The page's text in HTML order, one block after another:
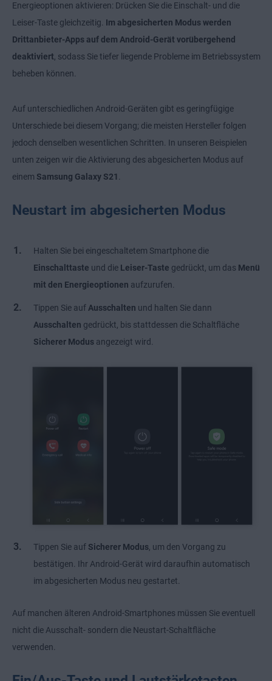
Energieoptionen aktivieren: Drücken Sie die Einschalt- und die
Leiser-Taste gleichzeitig. Im abgesicherten Modus werden
Drittanbieter-Apps auf dem Android-Gerät vorübergehend
deaktiviert, sodass Sie tiefer liegende Probleme im Betriebssystem
beheben können.
Auf unterschiedlichen Android-Geräten gibt es geringfügige
Unterschiede bei diesem Vorgang; die meisten Hersteller folgen
jedoch denselben wesentlichen Schritten. In unseren Beispielen
unten zeigen wir die Aktivierung des abgesicherten Modus auf
einem Samsung Galaxy S21 .
Neustart im abgesicherten Modus
Halten Sie bei eingeschaltetem Smartphone die
Einschalttaste und die Leiser-Taste gedrückt, um das Menü
mit den Energieoptionen aufzurufen.
Tippen Sie aufAusschalten und halten Sie dann
Ausschalten gedrückt, bis stattdessen die Schaltfläche
Sicherer Modus angezeigt wird.
Tippen Sie auf Sicherer Modus , um den Vorgang zu
bestätigen. Ihr Android-Gerät wird daraufhin automatisch
im abgesicherten Modus neu gestartet.
Auf manchen älteren Android-Smartphones müssen Sie eventuell
nicht die Ausschalt- sondern die Neustart-Schaltfläche
verwenden.